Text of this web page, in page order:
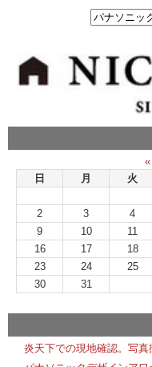
«
日
月 火
2
3 4
9
10 11
16
17 18
23
24 25
30
31
炎天下での現地確認。写真